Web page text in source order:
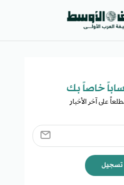
خاصاً بك​
على آخر الأخبار
تسجيل